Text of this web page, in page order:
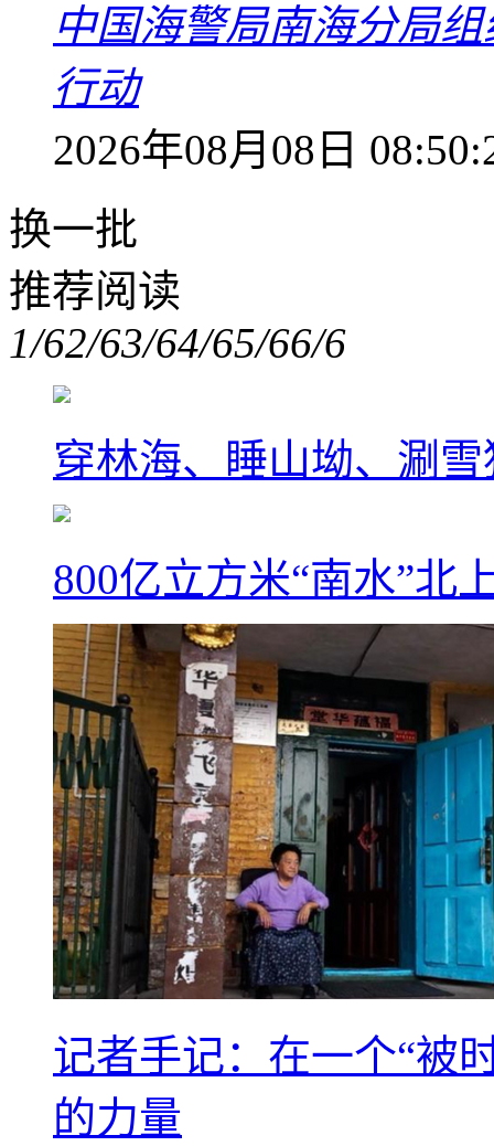
中国海警局南海分局
行动
2026年08月08日
换一批
推荐阅读
1/62/63/64/65/66/6
穿林海、睡山坳、涮
800亿立方米“南水”北
记者手记：在一个“被
的力量